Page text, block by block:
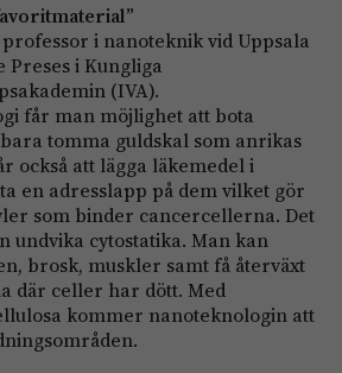
i nanoteknik vid Uppsala
Preses i Kungliga
(IVA).
får man möjlighet att bota
tomma guldskal som anrikas
också att lägga läkemedel i
en adresslapp på dem vilket gör
som binder cancercellerna. Det
undvika cytostatika. Man kan
brosk, muskler samt få återväxt
där celler har dött. Med
kommer nanoteknologin att